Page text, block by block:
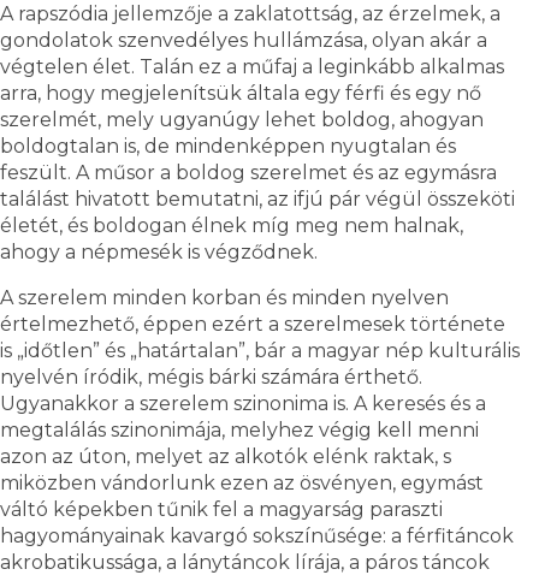
A rapszódia jellemzője a zaklatottság, az érzelmek, a
gondolatok szenvedélyes hullámzása, olyan akár a
végtelen élet. Talán ez a műfaj a leginkább alkalmas
arra, hogy megjelenítsük általa egy férfi és egy nő
szerelmét, mely ugyanúgy lehet boldog, ahogyan
boldogtalan is, de mindenképpen nyugtalan és
feszült. A műsor a boldog szerelmet és az egymásra
találást hivatott bemutatni, az ifjú pár végül összeköti
életét, és boldogan élnek míg meg nem halnak,
ahogy a népmesék is végződnek.
A szerelem minden korban és minden nyelven
értelmezhető, éppen ezért a szerelmesek története
is „időtlen” és „határtalan”, bár a magyar nép kulturális
nyelvén íródik, mégis bárki számára érthető.
Ugyanakkor a szerelem szinonima is. A keresés és a
megtalálás szinonimája, melyhez végig kell menni
azon az úton, melyet az alkotók elénk raktak, s
miközben vándorlunk ezen az ösvényen, egymást
váltó képekben tűnik fel a magyarság paraszti
hagyományainak kavargó sokszínűsége: a férfitáncok
akrobatikussága, a lánytáncok lírája, a páros táncok